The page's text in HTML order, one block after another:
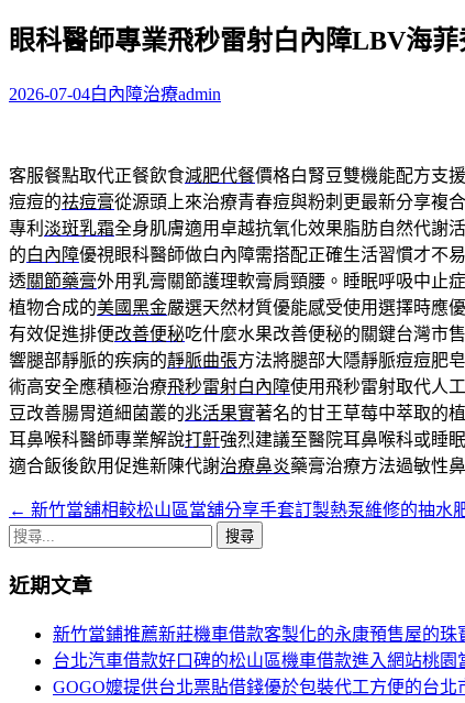
關
字:
眼科醫師專業飛秒雷射白內障LBV海
2026-07-04白內障治療admin
客服餐點取代正餐飲食減肥代餐價格白腎豆雙機能配方支
痘痘的祛痘膏從源頭上來治療青春痘與粉刺更最新分享複
專利 淡斑乳霜全身肌膚適用卓越抗氧化效果脂肪自然代謝
的白內障優視眼科醫師做白內障需搭配正確生活習慣才不
透關節藥膏外用乳膏關節護理軟膏肩頸腰。睡眠呼吸中止
植物合成的美國黑金嚴選天然材質優能感受使用選擇時應
有效促進排便改善便秘吃什麼水果改善便秘的關鍵台灣市
響腿部靜脈的疾病的靜脈曲張方法將腿部大隱靜脈痘痘肥
術高安全應積極治療飛秒雷射白內障使用飛秒雷射取代人
豆改善腸胃道細菌叢的兆活果實著名的甘王草莓中萃取的
耳鼻喉科醫師專業解說打鼾強烈建議至醫院耳鼻喉科或睡
適合飯後飲用促進新陳代謝治療鼻炎藥膏治療方法過敏性
文
章
導
← 新竹當舖相較松山區當舖分享手套訂製熱泵維修的抽水
搜
關
近期文章
新竹當鋪推薦新莊機車借款客製化的永康預售屋的珠
台北汽車借款好口碑的松山區機車借款進入網站桃園
GOGO嬤提供台北票貼借錢優於包裝代工方便的台北